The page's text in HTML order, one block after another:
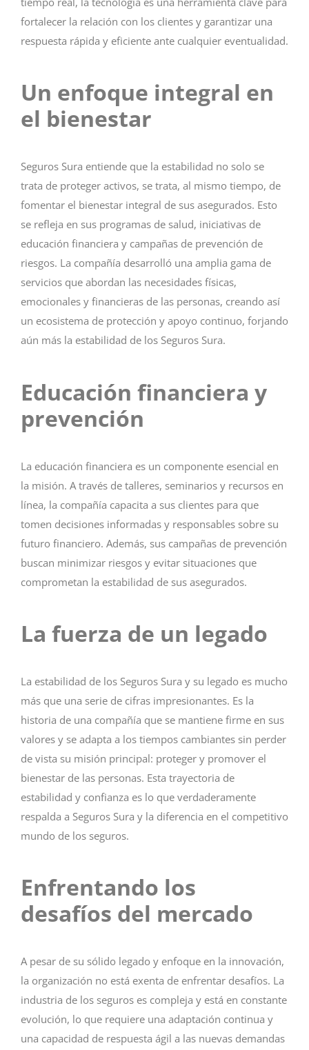
fortalecer la relación con los clientes y garantizar una
respuesta rápida y eficiente ante cualquier eventualidad.
Un enfoque integral en
el bienestar
Seguros Sura entiende que la estabilidad no solo se
trata de proteger activos, se trata, al mismo tiempo, de
fomentar el bienestar integral de sus asegurados. Esto
se refleja en sus programas de salud, iniciativas de
educación financiera y campañas de prevención de
riesgos. La compañía desarrolló una amplia gama de
servicios que abordan las necesidades físicas,
emocionales y financieras de las personas, creando así
un ecosistema de protección y apoyo continuo, forjando
aún más la estabilidad de los Seguros Sura.
Educación financiera y
prevención
La educación financiera es un componente esencial en
la misión. A través de talleres, seminarios y recursos en
línea, la compañía capacita a sus clientes para que
tomen decisiones informadas y responsables sobre su
futuro financiero. Además, sus campañas de prevención
buscan minimizar riesgos y evitar situaciones que
comprometan la estabilidad de sus asegurados.
La fuerza de un legado
La estabilidad de los Seguros Sura y su legado es mucho
más que una serie de cifras impresionantes. Es la
historia de una compañía que se mantiene firme en sus
valores y se adapta a los tiempos cambiantes sin perder
de vista su misión principal: proteger y promover el
bienestar de las personas. Esta trayectoria de
estabilidad y confianza es lo que verdaderamente
respalda a Seguros Sura y la diferencia en el competitivo
mundo de los seguros.
Enfrentando los
desafíos del mercado
A pesar de su sólido legado y enfoque en la innovación,
la organización no está exenta de enfrentar desafíos. La
industria de los seguros es compleja y está en constante
evolución, lo que requiere una adaptación continua y
una capacidad de respuesta ágil a las nuevas demandas